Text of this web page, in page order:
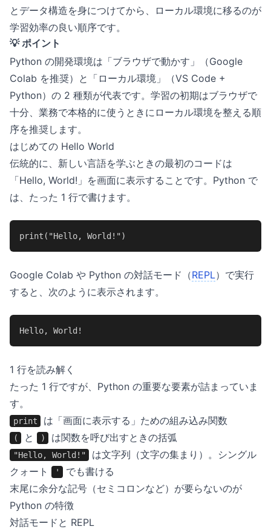
とデータ構造を身につけてから、ローカル環境に移るのが
学習効率の良い順序です。
💡 ポイント
Python の開発環境は「ブラウザで動かす」（Google
Colab を推奨）と「ローカル環境」（VS Code +
Python）の 2 種類が代表です。学習の初期はブラウザで
十分、業務で本格的に使うときにローカル環境を整える順
序を推奨します。
はじめての Hello World
伝統的に、新しい言語を学ぶときの最初のコードは
「Hello, World!」を画面に表示することです。Python で
は、たった 1 行で書けます。
print("Hello, World!")
Google Colab や Python の対話モード（REPL）で実行
すると、次のように表示されます。
Hello, World!
1 行を読み解く
たった 1 行ですが、Python の重要な要素が詰まっていま
す。
print は「画面に表示する」ための組み込み関数
( と ) は関数を呼び出すときの括弧
"Hello, World!"
は文字列（文字の集まり）。シングル
クォート
'
でも書ける
末尾に余分な記号（セミコロンなど）が要らないのが
Python の特徴
対話モードと REPL